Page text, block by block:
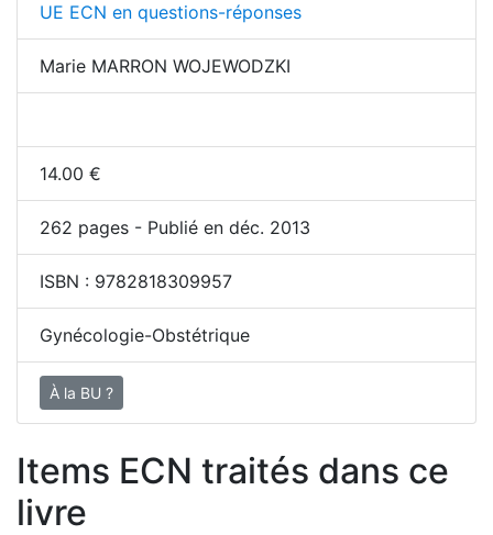
UE ECN en questions-réponses
Marie MARRON WOJEWODZKI
14.00 €
262 pages - Publié en déc. 2013
ISBN : 9782818309957
Gynécologie-Obstétrique
À la BU ?
Items ECN traités dans ce
livre